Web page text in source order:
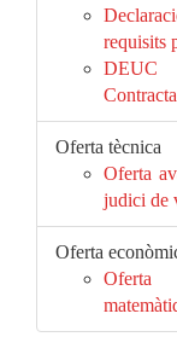
requisits
DEUC
Oferta tècnica
Oferta
judici de
Oferta
Oferta